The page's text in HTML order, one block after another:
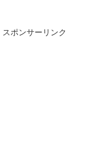
スポンサーリンク